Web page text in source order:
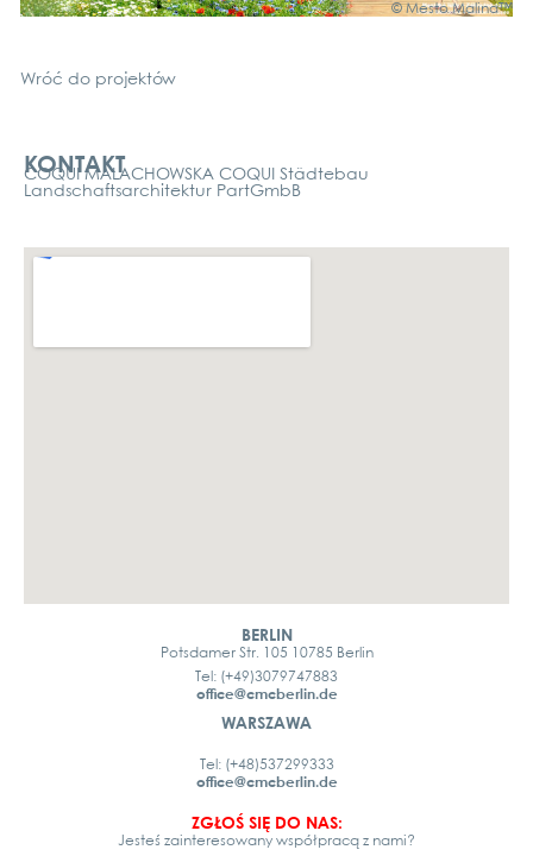
© Mes­to Mali­na™
Wróć do pro­jek­tów
KONTAKT
COQUI MALACHOWSKA COQUI Städtebau
Landschaftsarchitektur PartGmbB
BERLIN
Potsdamer Str. 105 10785 Berlin
Tel: (+49)3079747883
office@cmcberlin.de
WARSZAWA
Tel: (+48)537299333
office@cmcberlin.de
ZGŁOŚ SIĘ DO NAS:
Jesteś zainteresowany współpracą z nami?